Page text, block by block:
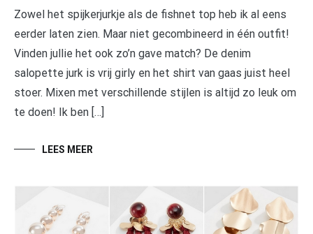
Zowel het spijkerjurkje als de fishnet top heb ik al eens
eerder laten zien. Maar niet gecombineerd in één outfit!
Vinden jullie het ook zo’n gave match? De denim
salopette jurk is vrij girly en het shirt van gaas juist heel
stoer. Mixen met verschillende stijlen is altijd zo leuk om
te doen! Ik ben […]
LEES MEER